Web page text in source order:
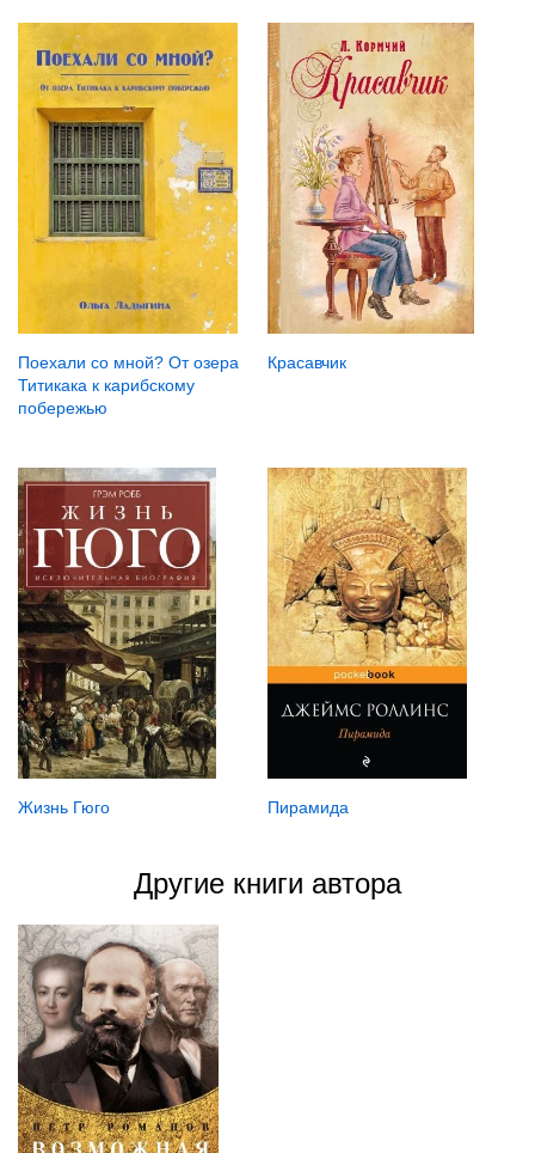
Поехали со мной? От озера
Титикака к карибскому
побережью
Красавчик
Жизнь Гюго Пирамида
Другие книги автора